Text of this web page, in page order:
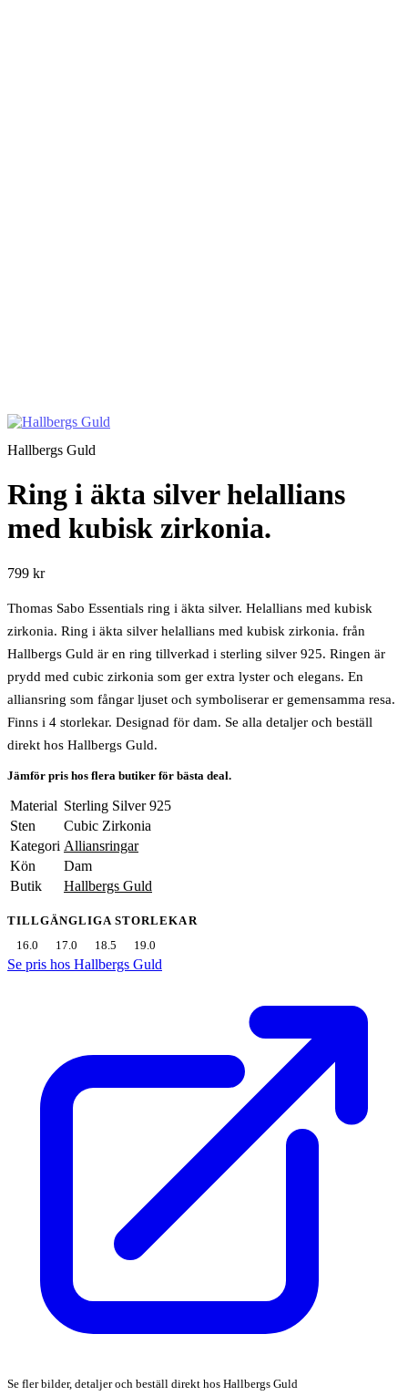
Hallbergs Guld
Ring i äkta silver helallians
med kubisk zirkonia.
799 kr
Thomas Sabo Essentials ring i äkta silver. Helallians med kubisk
zirkonia. Ring i äkta silver helallians med kubisk zirkonia. från
Hallbergs Guld är en ring tillverkad i sterling silver 925. Ringen är
prydd med cubic zirkonia som ger extra lyster och elegans. En
alliansring som fångar ljuset och symboliserar er gemensamma resa.
Finns i 4 storlekar. Designad för dam. Se alla detaljer och beställ
direkt hos Hallbergs Guld.
Jämför pris hos flera butiker för bästa deal.
Material Sterling Silver 925
Sten
Cubic Zirkonia
Kategori Alliansringar
Kön
Dam
Butik
Hallbergs Guld
TILLGÄNGLIGA STORLEKAR
16.0
17.0 18.5 19.0
Se pris hos Hallbergs Guld
Se fler bilder, detaljer och beställ direkt hos Hallbergs Guld